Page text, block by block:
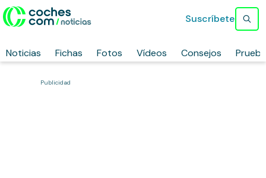
Noticias Fichas Fotos Vídeos Consejos
Suscríbete
Publicidad